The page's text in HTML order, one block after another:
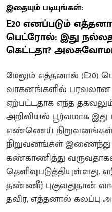
இதையும் படியுங்கள்:
E20 எனப்படும்
பெட்ரோல்: இது
கெட்டதா?
மேலும் எத்தனால் (E20)
வாகனங்களில்
ஏற்பட்டதாக எந்த
அறிவியல் பூர்வமாக இது
எண்ணெய் நிறுவனங்கள்
நிறுவனங்கள்
கண்காணித்து
தண்ணீர் புகுவதுதான்
தவிர, எத்தனால் கலப்பு